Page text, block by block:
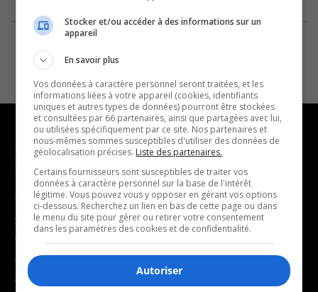
NOUVELLES
- Affaires municipales
- Communauté / Social
- Culture
- Économie
- Éducation
MUSIQUE
- Décompte franco
- Joué récemment
BALADOS
Stocker et/ou accéder à des informations sur un
appareil
En savoir plus
Vos données à caractère personnel seront traitées, et les
informations liées à votre appareil (cookies, identifiants
uniques et autres types de données) pourront être stockées
et consultées par 66 partenaires, ainsi que partagées avec lui,
ou utilisées spécifiquement par ce site. Nos partenaires et
nous-mêmes sommes susceptibles d'utiliser des données de
géolocalisation précises. Liste des partenaires.
Certains fournisseurs sont susceptibles de traiter vos
données à caractère personnel sur la base de l'intérêt
légitime. Vous pouvez vous y opposer en gérant vos options
ci-dessous. Recherchez un lien en bas de cette page ou dans
le menu du site pour gérer ou retirer votre consentement
dans les paramètres des cookies et de confidentialité.
Autoriser